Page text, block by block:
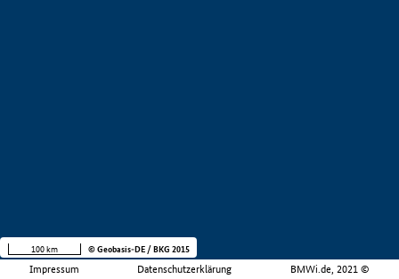
Impressum Datenschutzerklärung BMWi.de, 2021 ©
100 km © Geobasis-DE / BKG 2015